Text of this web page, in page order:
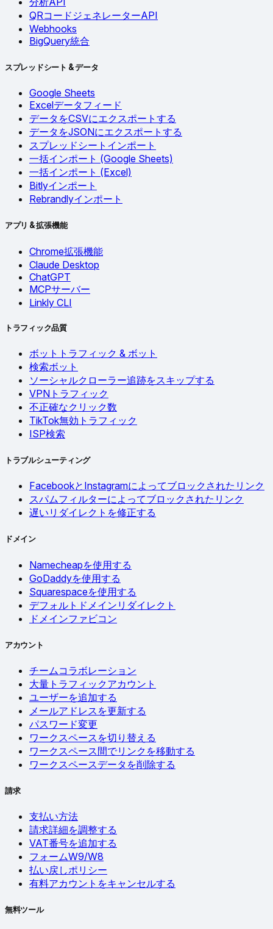
QRコードジェネレーターAPI
Webhooks
BigQuery統合
スプレッドシート & データ
Google Sheets
Excelデータフィード
データをCSVにエクスポートする
データをJSONにエクスポートする
スプレッドシートインポート
一括インポート (Google Sheets)
一括インポート (Excel)
Bitlyインポート
Rebrandlyインポート
アプリ & 拡張機能
Chrome拡張機能
Claude Desktop
ChatGPT
MCPサーバー
Linkly CLI
トラフィック品質
ボットトラフィック & ボット
検索ボット
ソーシャルクローラー追跡をスキップする
VPNトラフィック
不正確なクリック数
TikTok無効トラフィック
ISP検索
トラブルシューティング
FacebookとInstagramによってブロックされたリンク
スパムフィルターによってブロックされたリンク
遅いリダイレクトを修正する
ドメイン
Namecheapを使用する
GoDaddyを使用する
Squarespaceを使用する
デフォルトドメインリダイレクト
ドメインファビコン
アカウント
チームコラボレーション
大量トラフィックアカウント
ユーザーを追加する
メールアドレスを更新する
パスワード変更
ワークスペースを切り替える
ワークスペース間でリンクを移動する
ワークスペースデータを削除する
請求
支払い方法
請求詳細を調整する
VAT番号を追加する
フォームW9/W8
払い戻しポリシー
有料アカウントをキャンセルする
無料ツール